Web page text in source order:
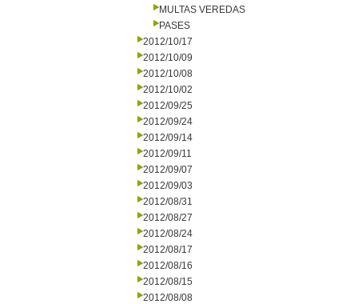
MULTAS VEREDAS
PASES
2012/10/17
2012/10/09
2012/10/08
2012/10/02
2012/09/25
2012/09/24
2012/09/14
2012/09/11
2012/09/07
2012/09/03
2012/08/31
2012/08/27
2012/08/24
2012/08/17
2012/08/16
2012/08/15
2012/08/08